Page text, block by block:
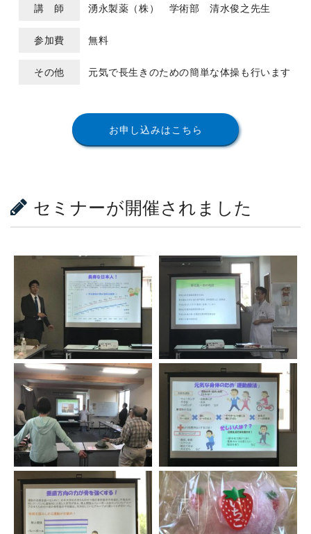
講 師 湧永製薬（株） 学術部 清水俊之先生
参加費 無料
その他 元気で長生きのための簡単な体操も行います
お申し込みはこちら
セミナーが開催されました